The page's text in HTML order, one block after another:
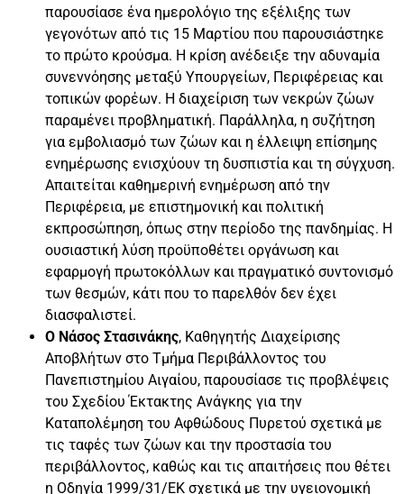
παρουσίασε ένα ημερολόγιο της εξέλιξης των
γεγονότων από τις 15 Μαρτίου που παρουσιάστηκε
το πρώτο κρούσμα. Η κρίση ανέδειξε την αδυναμία
συνεννόησης μεταξύ Υπουργείων, Περιφέρειας και
τοπικών φορέων. Η διαχείριση των νεκρών ζώων
παραμένει προβληματική. Παράλληλα, η συζήτηση
για εμβολιασμό των ζώων και η έλλειψη επίσημης
ενημέρωσης ενισχύουν τη δυσπιστία και τη σύγχυση.
Απαιτείται καθημερινή ενημέρωση από την
Περιφέρεια, με επιστημονική και πολιτική
εκπροσώπηση, όπως στην περίοδο της πανδημίας. Η
ουσιαστική λύση προϋποθέτει οργάνωση και
εφαρμογή πρωτοκόλλων και πραγματικό συντονισμό
των θεσμών, κάτι που το παρελθόν δεν έχει
διασφαλιστεί.
Ο Νάσος Στασινάκης, Καθηγητής Διαχείρισης
Αποβλήτων στο Τμήμα Περιβάλλοντος του
Πανεπιστημίου Αιγαίου, παρουσίασε τις προβλέψεις
του Σχεδίου Έκτακτης Ανάγκης για την
Καταπολέμηση του Αφθώδους Πυρετού σχετικά με
τις ταφές των ζώων και την προστασία του
περιβάλλοντος, καθώς και τις απαιτήσεις που θέτει
η Οδηγία 1999/31/ΕΚ σχετικά με την υγειονομική